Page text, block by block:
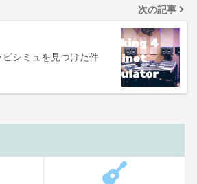
次の記事
シミュを見つけた件